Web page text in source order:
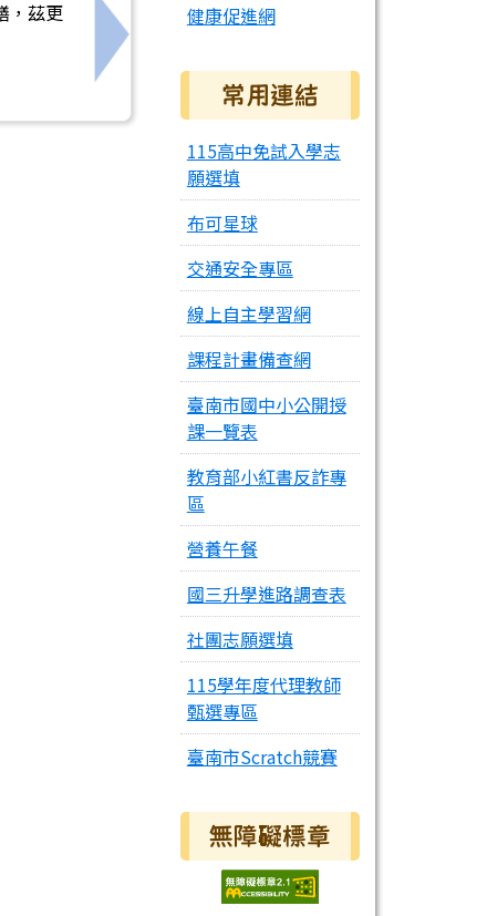
遊戲平台任務
，茲更
下一筆：國立臺南生活美學館《𨑨迌物&原生
健康促進網
常用連結
115高中免試入學志
願選填
布可星球
交通安全專區
線上自主學習網
課程計畫備查網
臺南市國中小公開授
課一覽表
教育部小紅書反詐專
區
營養午餐
國三升學進路調查表
社團志願選填
115學年度代理教師
甄選專區
臺南市Scratch競賽
無障礙標章